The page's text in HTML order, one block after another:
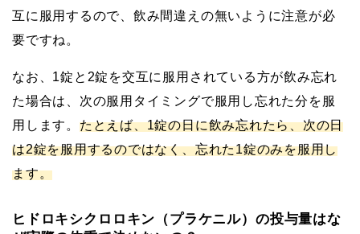
互に服用するので、飲み間違えの無いように注意が必
要ですね。
なお、1錠と2錠を交互に服用されている方が飲み忘れ
た場合は、次の服用タイミングで服用し忘れた分を服
用します。 たとえば、1錠の日に飲み忘れたら、次の日
は2錠を服用するのではなく、忘れた1錠のみを服用し
ます。
ヒドロキシクロロキン（プラケニル）の投与量はな